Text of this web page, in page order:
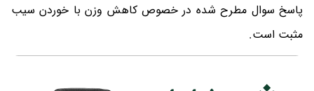
پاسخ سوال مطرح شده در خصوص کاهش وزن با خوردن سیب
مثبت است.